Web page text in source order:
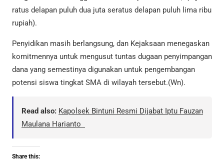
ratus delapan puluh dua juta seratus delapan puluh lima ribu
rupiah).
Penyidikan masih berlangsung, dan Kejaksaan menegaskan
komitmennya untuk mengusut tuntas dugaan penyimpangan
dana yang semestinya digunakan untuk pengembangan
potensi siswa tingkat SMA di wilayah tersebut.(Wn).
Read also: Kapolsek Bintuni Resmi Dijabat Iptu Fauzan
Maulana Harianto
Share this: